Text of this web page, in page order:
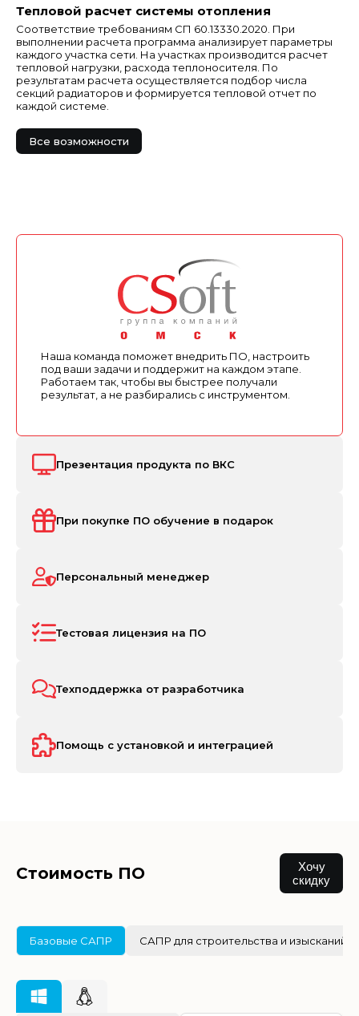
Тепловой расчет системы отопления
Соответствие требованиям СП 60.13330.2020. При
выполнении расчета программа анализирует параметры
каждого участка сети. На участках производится расчет
тепловой нагрузки, расхода теплоносителя. По
результатам расчета осуществляется подбор числа
секций радиаторов и формируется тепловой отчет по
каждой системе.
Все возможности
Наша команда поможет внедрить ПО, настроить
под ваши задачи и поддержит на каждом этапе.
Работаем так, чтобы вы быстрее получали
результат, а не разбирались с инструментом.
Презентация продукта по ВКС
При покупке ПО обучение в подарок
Персональный менеджер
Тестовая лицензия на ПО
Техподдержка от разработчика
Помощь с установкой и интеграцией
Стоимость ПО
Хочу
скидку
Базовые САПР САПР для строительства и изысканий